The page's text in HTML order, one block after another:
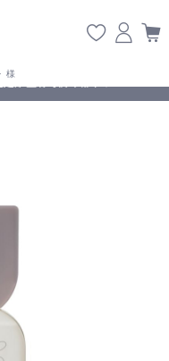
様
が生じております